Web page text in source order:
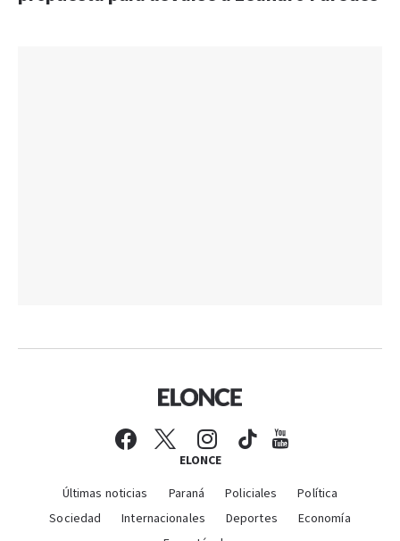
ELONCE
Últimas noticias Paraná Policiales
Política
Sociedad
Internacionales Deportes
Economía